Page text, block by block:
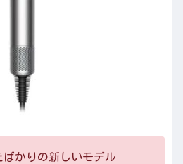
ばかりの新しいモデル